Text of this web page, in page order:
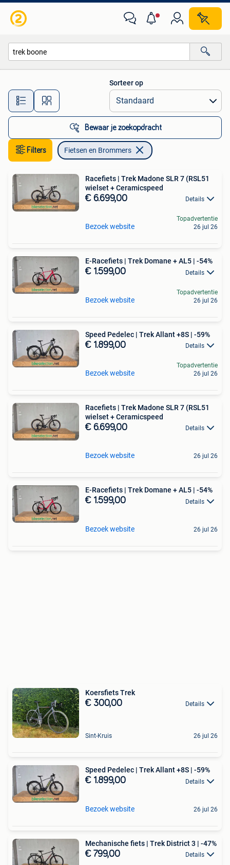
Alle afstanden…
Sorteer op
Bewaar je zoekopdracht
Filters Fietsen en Brommers
Racefiets | Trek Madone SLR 7 (RSL51
wielset + Ceramicspeed
€ 6.699,00 Details
Bezoek website
Topadvertentie
26 jul 26
E-Racefiets | Trek Domane + AL5 | -54%
€ 1.599,00 Details
Bezoek website
Topadvertentie
26 jul 26
Speed Pedelec | Trek Allant +8S | -59%
€ 1.899,00 Details
Bezoek website
Topadvertentie
26 jul 26
Racefiets | Trek Madone SLR 7 (RSL51
wielset + Ceramicspeed
€ 6.699,00 Details
Bezoek website 26 jul 26
E-Racefiets | Trek Domane + AL5 | -54%
€ 1.599,00 Details
Bezoek website 26 jul 26
Koersfiets Trek
€ 300,00 Details
Sint-Kruis 26 jul 26
Speed Pedelec | Trek Allant +8S | -59%
€ 1.899,00 Details
Bezoek website 26 jul 26
Mechanische fiets | Trek District 3 | -47%
€ 799,00 Details